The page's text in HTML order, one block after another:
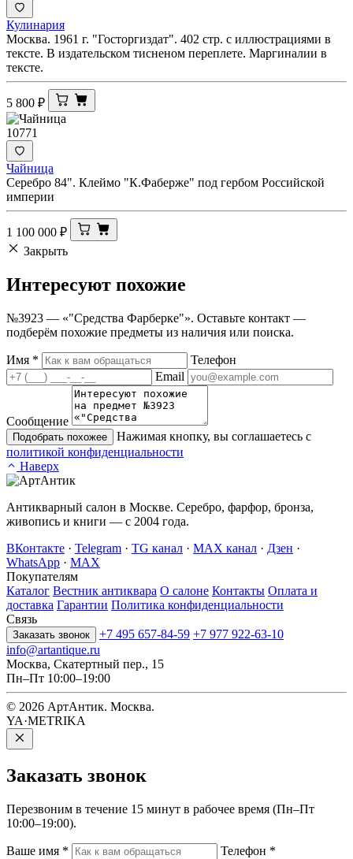
Кулинария
Москва. 1961 г. "Госторгиздат". 402 стр. с иллюстрациями в
тексте. В издательском тисненом переплете. Маргиналии в
тексте.
5 800 ₽
10771
Чайница
Серебро 84". Клеймо "К.Фаберже" под гербом Российской
империи
1 100 000 ₽
Закрыть
Интересуют похожие
№3923 — «"Средства Фарберке"». Оставьте контакт —
подберём похожие предметы из наличия или поиска.
Имя *
Телефон
Email
Сообщение
Подобрать похожее
Нажимая кнопку, вы соглашаетесь с
политикой конфиденциальности
Наверх
Антикварный салон в Москве. Серебро, фарфор, бронза,
живопись и книги — с 2004 года.
ВКонтакте · Telegram · TG канал · MAX канал · Дзен ·
WhatsApp · MAX
Покупателям
Каталог Вестник антиквара О салоне Контакты Оплата и
доставка Гарантии Политика конфиденциальности
Связь
Заказать звонок +7 495 657-84-59 +7 977 922-63-10
info@artantique.ru
Москва, Скатертный пер., 15
Пн–Пт 10:00–19:00
© 2026 АртАнтик. Москва.
YA·METRIKA
Заказать звонок
Перезвоним в течение 15 минут в рабочее время (Пн–Пт
10:00–19:00).
Ваше имя * Телефон *